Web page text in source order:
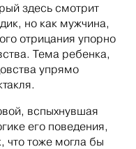
здесь смотрит
но как мужчина,
отрицания упорно
Тема ребенка,
упрямо
вспыхнувшая
его поведения,
что тоже могла бы